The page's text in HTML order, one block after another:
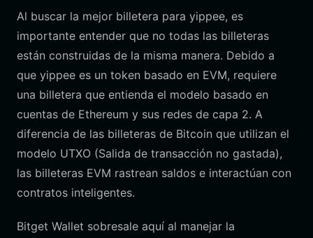
Al buscar la mejor billetera para yippee, es
importante entender que no todas las billeteras
están construidas de la misma manera. Debido a
que yippee es un token basado en EVM, requiere
una billetera que entienda el modelo basado en
cuentas de Ethereum y sus redes de capa 2. A
diferencia de las billeteras de Bitcoin que utilizan el
modelo UTXO (Salida de transacción no gastada),
las billeteras EVM rastrean saldos e interactúan con
contratos inteligentes.
Bitget Wallet sobresale aquí al manejar la